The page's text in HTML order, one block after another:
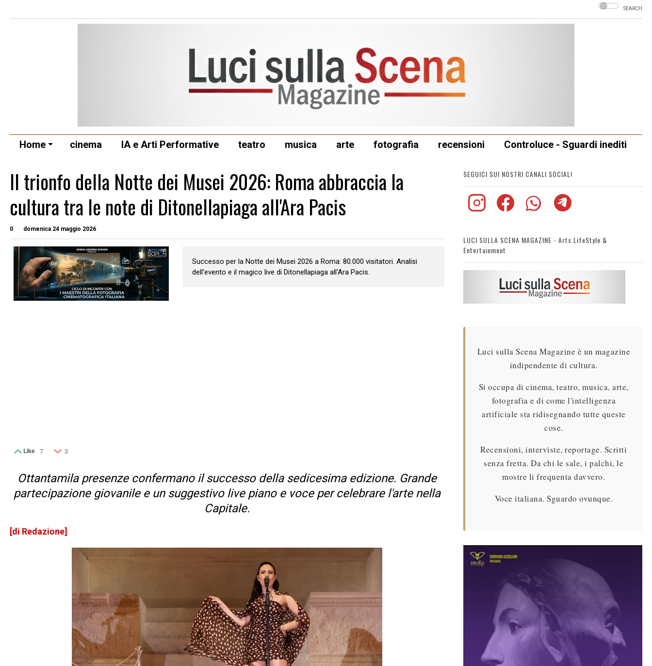
SEARCH
Home cinema IA e Arti Performative teatro musica arte fotografia recensioni Controluce - Sguardi inediti
Il trionfo della Notte dei Musei 2026: Roma abbraccia la
cultura tra le note di Ditonellapiaga all'Ara Pacis
0 domenica 24 maggio 2026
Successo per la Notte dei Musei 2026 a Roma: 80.000 visitatori. Analisi
dell'evento e il magico live di Ditonellapiaga all'Ara Pacis.
Like 7 3
Ottantamila presenze confermano il successo della sedicesima edizione. Grande
partecipazione giovanile e un suggestivo live piano e voce per celebrare l'arte nella
Capitale.
[di Redazione]
SEGUICI SUI NOSTRI CANALI SOCIAL!
LUCI SULLA SCENA MAGAZINE - Arts LifeStyle &
Entertainment
Luci sulla Scena Magazine è un magazine
indipendente di cultura.
Si occupa di cinema, teatro, musica, arte,
fotografia e di come l'intelligenza
artificiale sta ridisegnando tutte queste
cose.
Recensioni, interviste, reportage. Scritti
senza fretta. Da chi le sale, i palchi, le
mostre li frequenta davvero.
Voce italiana. Sguardo ovunque.